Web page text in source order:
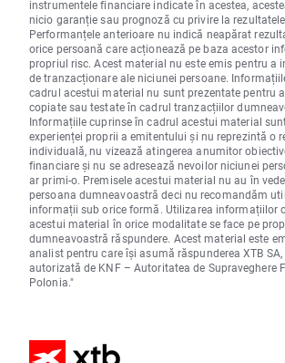
instrumentele financiare indicate în acestea,
nicio garanție sau prognoză cu privire la
Performanțele anterioare nu indică neapărat
orice persoană care acționează pe baza acestor
propriul risc. Acest material nu este emis pentru a
de tranzacționare ale niciunei persoane.
cadrul acestui material nu sunt prezentate pentru
copiate sau testate în cadrul tranzacțiilor
Informațiile cuprinse în cadrul acestui material
experienței proprii a emitentului și nu reprezintă o
individuală, nu vizează atingerea anumitor
financiare și nu se adresează nevoilor niciunei
ar primi-o. Premisele acestui material nu au în
persoana dumneavoastră deci nu recomandăm
informații sub orice formă. Utilizarea informațiilor
acestui material în orice modalitate se face pe
dumneavoastră răspundere. Acest material este
analist pentru care își asumă răspunderea XTB
autorizată de KNF – Autoritatea de Supraveghere
Polonia."